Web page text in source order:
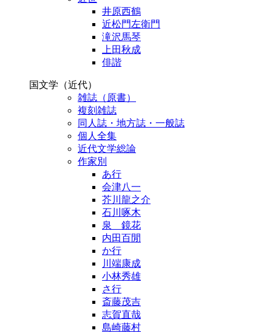
井原西鶴
近松門左衛門
滝沢馬琴
上田秋成
俳諧
国文学（近代）
雑誌（原書）
複刻雑誌
同人誌・地方誌・一般誌
個人全集
近代文学総論
作家別
あ行
会津八一
芥川龍之介
石川啄木
泉 鏡花
内田百閒
か行
川端康成
小林秀雄
さ行
斎藤茂吉
志賀直哉
島崎藤村